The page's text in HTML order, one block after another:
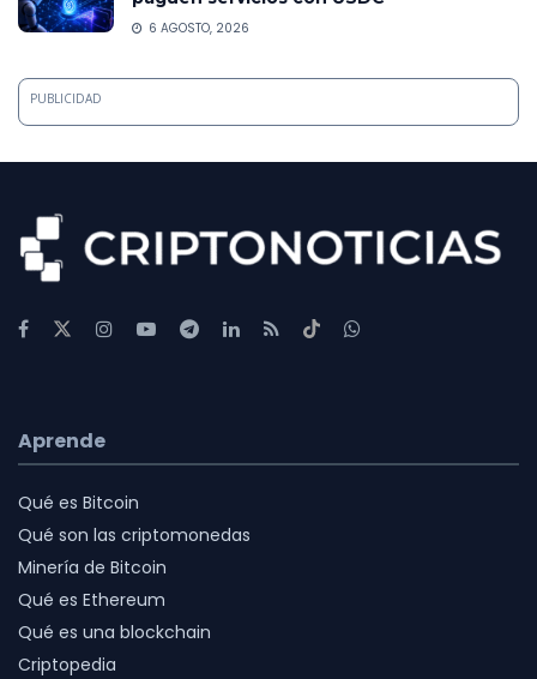
6 AGOSTO, 2026
PUBLICIDAD
Aprende
Qué es Bitcoin
Qué son las criptomonedas
Minería de Bitcoin
Qué es Ethereum
Qué es una blockchain
Criptopedia